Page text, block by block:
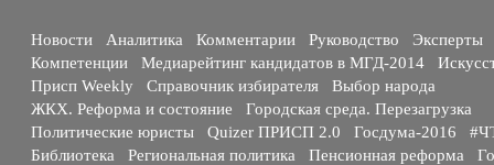
Новости Аналитика Комментарии Руководство
Эксперты
Компетенции
Медиарейтинг кандидатов в МГД-2014
Присп Weekly
Справочник избирателя
Выбор народа
ЖКХ. Реформа и состояние
Городская среда. Перезагрузка
Политические юристы
Quizer ПРИСП 2.0 Госдума-2016
Библиотека
Региональная политика Пенсионная реформа